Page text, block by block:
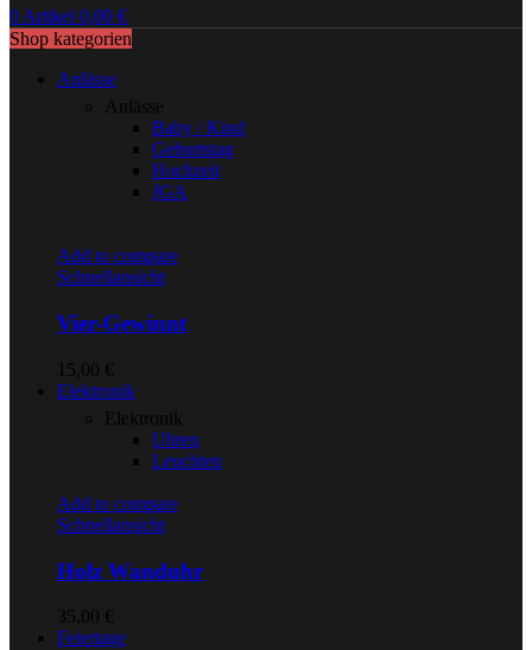
0Artikel 0,00 €
Shop kategorien
Anlässe
Anlässe
Baby / Kind
Geburtstag
Hochzeit
JGA
Add to compare
Schnellansicht
Vier-Gewinnt
15,00 €
Elektronik
Elektronik
Uhren
Leuchten
Add to compare
Schnellansicht
Holz Wanduhr
35,00 €
Feiertage